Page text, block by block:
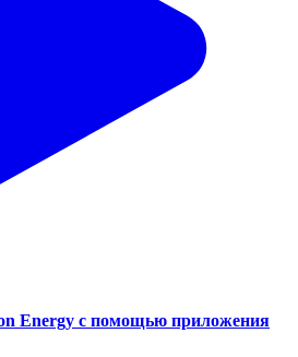
Energy с помощью приложения